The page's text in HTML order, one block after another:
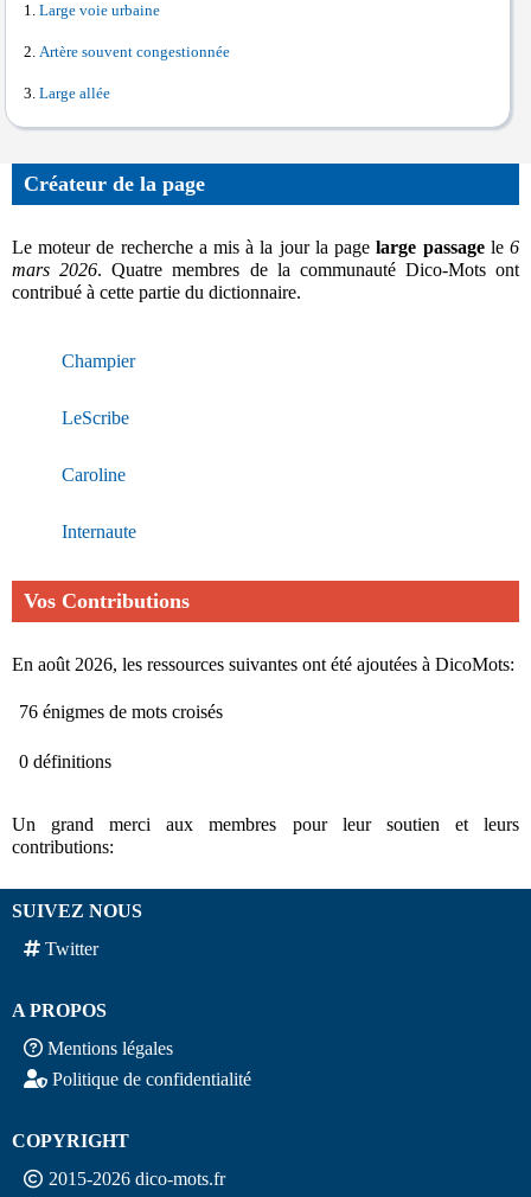
Large voie urbaine
Artère souvent congestionnée
Large allée
Créateur de la page
Le moteur de recherche a mis à la jour la pagelarge passagele6
mars 2026. Quatre membres de la communauté Dico-Mots ont
contribué à cette partie du dictionnaire.
Champier
LeScribe
Caroline
Internaute
Vos Contributions
En août 2026, les ressources suivantes ont été ajoutées à DicoMots:
76 énigmes de mots croisés
0 définitions
Un grand merci aux membres pour leur soutien et leurs
contributions:
SUIVEZ NOUS
Twitter
A PROPOS
Mentions légales
Politique de confidentialité
COPYRIGHT
2015-2026 dico-mots.fr